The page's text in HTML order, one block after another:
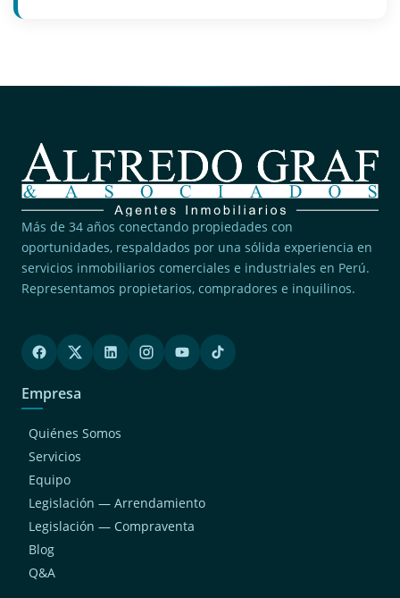
Más de 34 años conectando propiedades con
oportunidades, respaldados por una sólida experiencia en
servicios inmobiliarios comerciales e industriales en Perú.
Representamos propietarios, compradores e inquilinos.
Empresa
Quiénes Somos
Servicios
Equipo
Legislación — Arrendamiento
Legislación — Compraventa
Blog
Q&A